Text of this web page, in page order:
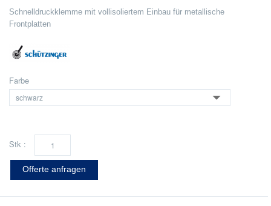
Schnelldruckklemme mit vollisoliertem Einbau für metallische
Frontplatten
Farbe
Stk :
Offerte anfragen